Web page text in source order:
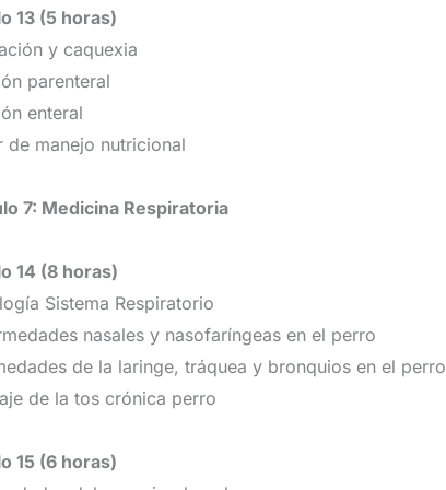
13 (5 horas)
y caquexia
parenteral
enteral
de manejo nutricional
7: Medicina Respiratoria
14 (8 horas)
Sistema Respiratorio
nasales y nasofaríngeas en el perro
de la laringe, tráquea y bronquios en el perro
de la tos crónica perro
15 (6 horas)